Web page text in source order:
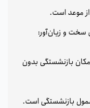
از موعد است.
سخت و زیان‌آور:
بازنشستگی بدون